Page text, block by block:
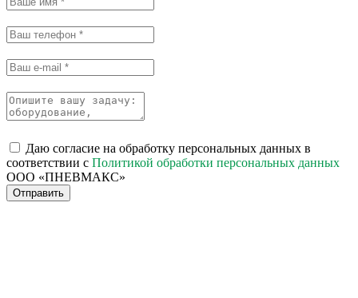
Даю согласие на обработку персональных данных в
соответствии с Политикой обработки персональных данных
ООО «ПНЕВМАКС»
Отправить